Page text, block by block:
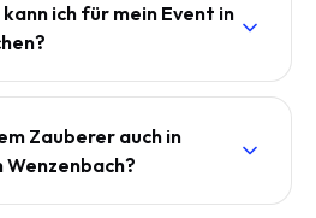
ich für mein Event in
Zauberer auch in